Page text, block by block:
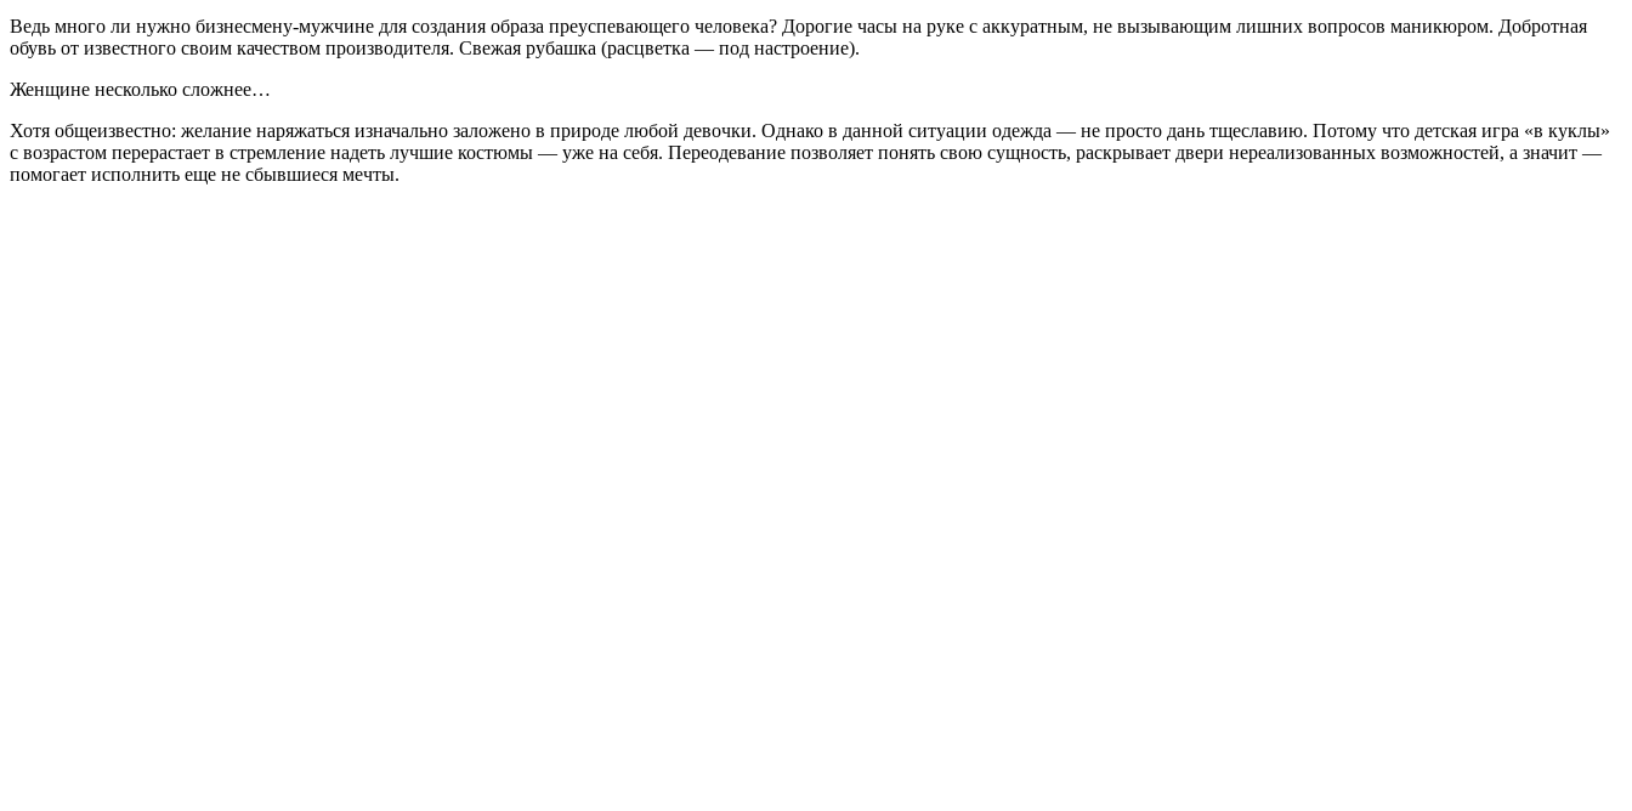
Ведь много ли нужно бизнесмену-мужчине для создания образа преуспевающего человека? Дорогие часы на руке с аккуратным, не вызывающим лишних вопросов маникюром. Добротная
обувь от известного своим качеством производителя. Свежая рубашка (расцветка — под настроение).
Женщине несколько сложнее…
Хотя общеизвестно: желание наряжаться изначально заложено в природе любой девочки. Однако в данной ситуации одежда — не просто дань тщеславию. Потому что детская игра «в куклы»
с возрастом перерастает в стремление надеть лучшие костюмы — уже на себя. Переодевание позволяет понять свою сущность, раскрывает двери нереализованных возможностей, а значит —
помогает исполнить еще не сбывшиеся мечты.